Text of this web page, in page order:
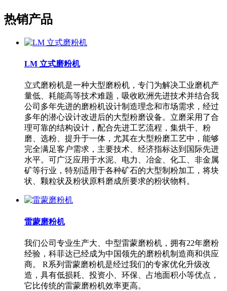
热销产品
LM 立式磨粉机
立式磨粉机是一种大型磨粉机，专门为解决工业磨机产
量低、耗能高等技术难题，吸收欧洲先进技术并结合我
公司多年先进的磨粉机设计制造理念和市场需求，经过
多年的潜心设计改进后的大型粉磨设备。立磨采用了合
理可靠的结构设计，配合先进工艺流程，集烘干、粉
磨、选粉、提升于一体，尤其在大型粉磨工艺中，能够
完全满足客户需求，主要技术、经济指标达到国际先进
水平。可广泛应用于水泥、电力、冶金、化工、非金属
矿等行业，特别适用于各种矿石的大型制粉加工，将块
状、颗粒状及粉状原料磨成所要求的粉状物料。
雷蒙磨粉机
我们公司专业生产大、中型雷蒙磨粉机，拥有22年磨粉
经验，科菲达已经成为中国领先的磨粉机制造商和供应
商。 R系列雷蒙磨粉机是经过我们的专家优化升级改
造，具有低损耗、投资小、环保、占地面积小等优点，
它比传统的雷蒙磨粉机效率更高。